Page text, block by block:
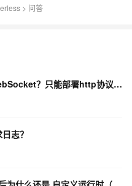
> 问答
Serverless 应用引擎为啥不支持webSocket？只能部署http协议的这种无状态的服务吗
志？